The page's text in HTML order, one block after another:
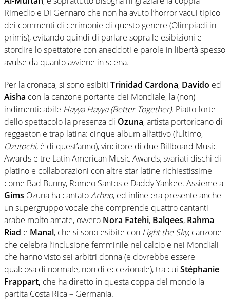
Rimedio e Di Gennaro che non ha avuto l’horror vacui tipico
dei commenti di cerimonie di questo genere (Olimpiadi in
primis), evitando quindi di parlare sopra le esibizioni e
stordire lo spettatore con aneddoti e parole in libertà spesso
avulse da quanto avviene in scena.
Per la cronaca, si sono esibiti Trinidad Cardona, Davido ed
Aisha con la canzone portante dei Mondiale, la (non)
indimenticabile Hayya Hayya (Better Together). Piatto forte
dello spettacolo la presenza di Ozuna, artista portoricano di
reggaeton e trap latina: cinque album all’attivo (l’ultimo,
Ozutochi, è di quest’anno), vincitore di due Billboard Music
Awards e tre Latin American Music Awards, svariati dischi di
platino e collaborazioni con altre star latine richiestissime
come Bad Bunny, Romeo Santos e Daddy Yankee. Assieme a
Gims Ozuna ha cantatoArhno, ed infine era presente anche
un supergruppo vocale che comprende quattro cantanti
arabe molto amate, ovvero Nora Fatehi, Balqees, Rahma
Riad e Manal, che si sono esibite con Light the Sky, canzone
che celebra l’inclusione femminile nel calcio e nei Mondiali
che hanno visto sei arbitri donna (e dovrebbe essere
qualcosa di normale, non di eccezionale), tra cui Stéphanie
Frappart, che ha diretto in questa coppa del mondo la
partita Costa Rica – Germania.